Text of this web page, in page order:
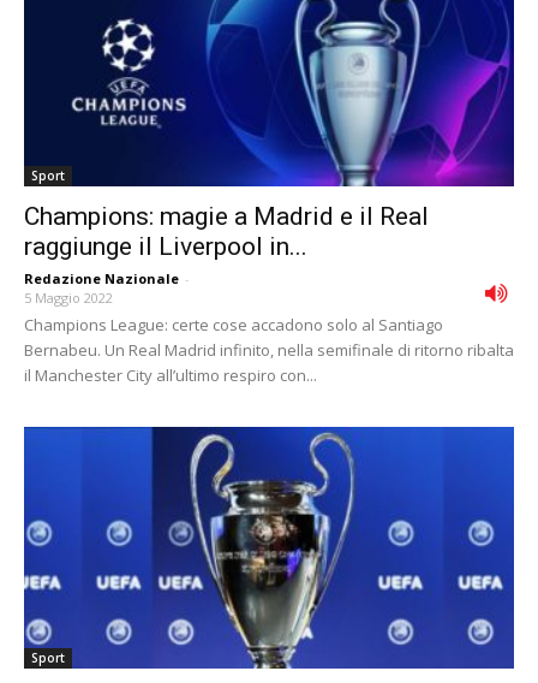
Sport
Champions: magie a Madrid e il Real
raggiunge il Liverpool in...
Redazione Nazionale -
5 Maggio 2022
Champions League: certe cose accadono solo al Santiago
Bernabeu. Un Real Madrid infinito, nella semifinale di ritorno ribalta
il Manchester City all’ultimo respiro con...
Sport